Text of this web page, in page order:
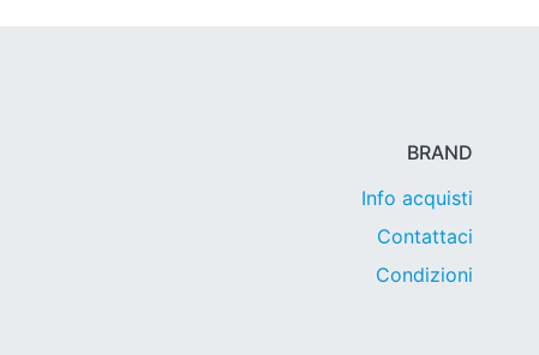
BRAND
Info acquisti
Contattaci
Condizioni